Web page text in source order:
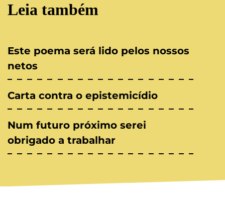
Leia também
Este poema será lido pelos nossos
netos
Carta contra o epistemicídio
Num futuro próximo serei
obrigado a trabalhar